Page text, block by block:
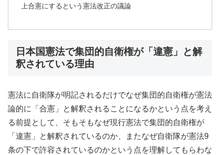
上合憲にするという憲法改正の議論
日本国憲法で集団的自衛権が「違憲」と解
釈されている理由
憲法に自衛隊が明記されるだけでなぜ集団的自衛権が憲法
論的に「合憲」と解釈されることになるかという点を考え
る前提として、そもそもなぜ現行憲法で集団的自衛権が
「違憲」と解釈されているのか、またなぜ自衛隊が憲法9
条の下で許容されているのかという点を理解してもらわな